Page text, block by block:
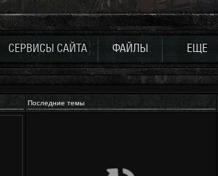
СЕРВИСЫ САЙТА ФАЙЛЫ ЕЩЕ
Последние темы